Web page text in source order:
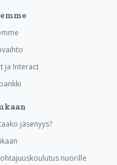
ja Interact
jäsenyys?
nuorille